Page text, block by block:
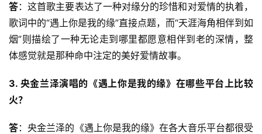
答：这首歌主要表达了一种对缘分的珍惜和对爱情的执着，
歌词中的“遇上你是我的缘”直接点题，而“天涯海角相伴到如
烟”则描绘了一种无论走到哪里都愿意相伴到老的深情，整
体感觉就是那种命中注定的美好爱情故事。
3. 央金兰泽演唱的《遇上你是我的缘》在哪些平台上比较
火？
答：央金兰泽的《遇上你是我的缘》在各大音乐平台都很受